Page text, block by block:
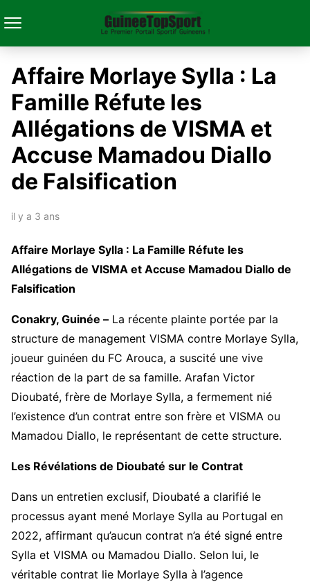
Affaire Morlaye Sylla : La
Famille Réfute les
Allégations de VISMA et
Accuse Mamadou Diallo
de Falsification
il y a 3 ans
Affaire Morlaye Sylla : La Famille Réfute les
Allégations de VISMA et Accuse Mamadou Diallo de
Falsification
Conakry, Guinée – La récente plainte portée par la
structure de management VISMA contre Morlaye Sylla,
joueur guinéen du FC Arouca, a suscité une vive
réaction de la part de sa famille. Arafan Victor
Dioubaté, frère de Morlaye Sylla, a fermement nié
l’existence d’un contrat entre son frère et VISMA ou
Mamadou Diallo, le représentant de cette structure.
Les Révélations de Dioubaté sur le Contrat
Dans un entretien exclusif, Dioubaté a clarifié le
processus ayant mené Morlaye Sylla au Portugal en
2022, affirmant qu’aucun contrat n’a été signé entre
Sylla et VISMA ou Mamadou Diallo. Selon lui, le
véritable contrat lie Morlaye Sylla à l’agence